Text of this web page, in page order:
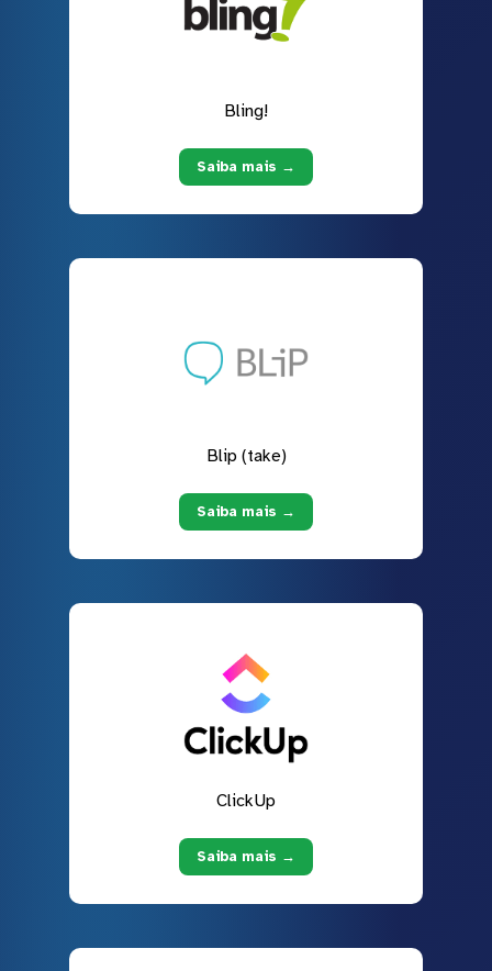
Bling!
Saiba mais →
Blip (take)
Saiba mais →
ClickUp
Saiba mais →